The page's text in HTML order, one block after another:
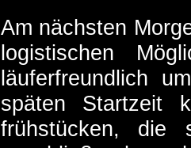
Am nächsten
logistischen
läuferfreundlich
späten Startzeit
frühstücken, die